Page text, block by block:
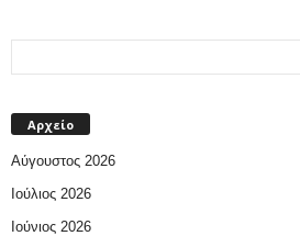
Αρχείο
Αύγουστος 2026
Ιούλιος 2026
Ιούνιος 2026